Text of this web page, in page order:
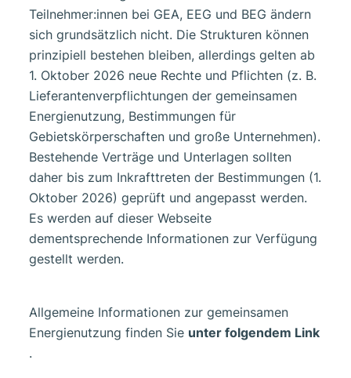
Teilnehmer:innen bei GEA, EEG und BEG ändern
sich grundsätzlich nicht. Die Strukturen können
prinzipiell bestehen bleiben, allerdings gelten ab
1. Oktober 2026 neue Rechte und Pflichten (z. B.
Lieferantenverpflichtungen der gemeinsamen
Energienutzung, Bestimmungen für
Gebietskörperschaften und große Unternehmen).
Bestehende Verträge und Unterlagen sollten
daher bis zum Inkrafttreten der Bestimmungen (1.
Oktober 2026) geprüft und angepasst werden.
Es werden auf dieser Webseite
dementsprechende Informationen zur Verfügung
gestellt werden.
Allgemeine Informationen zur gemeinsamen
Energienutzung finden Sie unter folgendem Link
.